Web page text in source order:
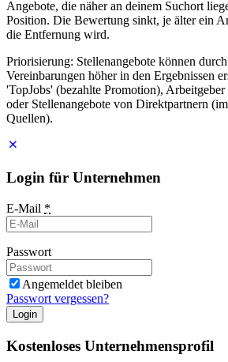
Angebote, die näher an deinem Suchort
Position. Die Bewertung sinkt, je älter ein
die Entfernung wird.
Priorisierung: Stellenangebote können
Vereinbarungen höher in den Ergebnissen
'TopJobs' (bezahlte Promotion),
oder Stellenangebote von Direktpartnern
Quellen).
Login für Unternehmen
E-Mail *
Passwort
Angemeldet bleiben
Passwort vergessen?
Login
Kostenloses Unternehmensprofil